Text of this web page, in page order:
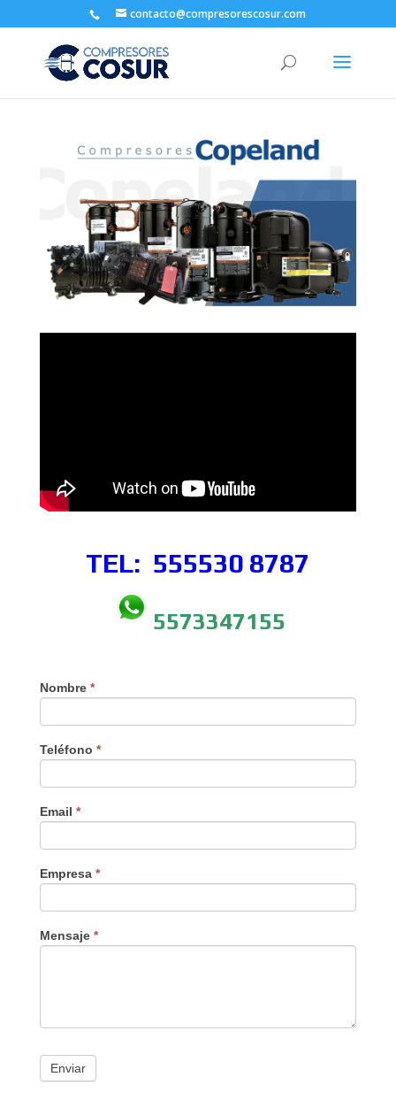
contacto@compresorescosur.com
TEL: 555530 8787
5573347155
Nombre *
Teléfono *
Email *
Empresa *
Mensaje *
Enviar